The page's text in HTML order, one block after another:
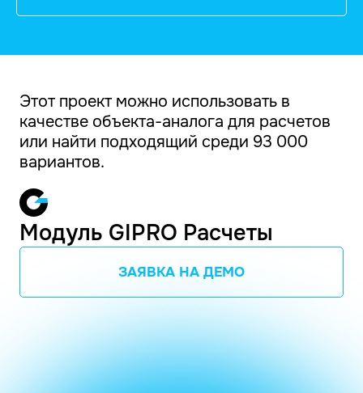
Этот проект можно использовать в
качестве объекта-аналога для расчетов
или найти подходящий среди 93 000
вариантов.
Модуль GIPRO Расчеты
ЗАЯВКА НА ДЕМО